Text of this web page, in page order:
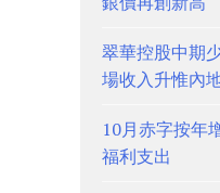
翠華控股中
場收入升惟內
10月赤字按年
福利支出